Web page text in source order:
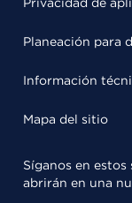
Planeación para
Información
Mapa del sitio
Síganos en
abrirán en una